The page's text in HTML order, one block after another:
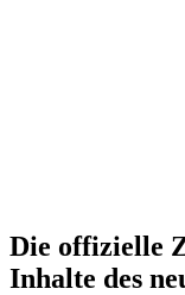
Die offizielle
Inhalte des